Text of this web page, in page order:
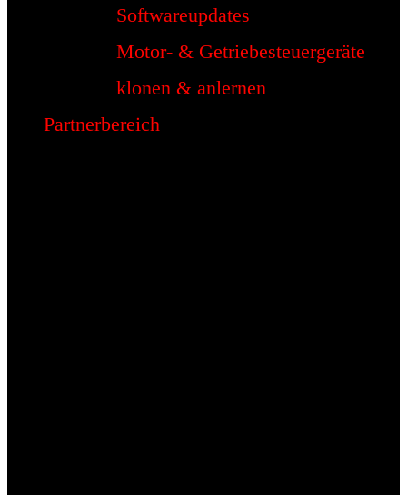
Softwareupdates
Motor- & Getriebesteuergeräte
klonen & anlernen
Partnerbereich